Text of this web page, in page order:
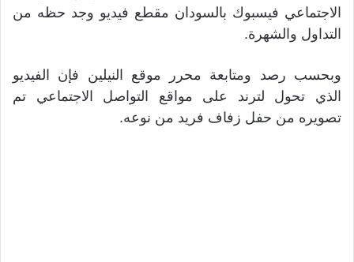
الاجتماعي فيسبوك بالسودان مقطع فيديو وجد حظه من
التداول والشهرة.
وبحسب رصد ومتابعة محرر موقع النيلين فإن الفيديو
الذي تحول لترند على مواقع التواصل الاجتماعي تم
تصويره من حفل زفاف فريد من نوعه.